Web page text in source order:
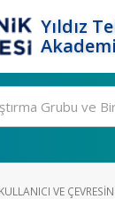
Yıldız
VE